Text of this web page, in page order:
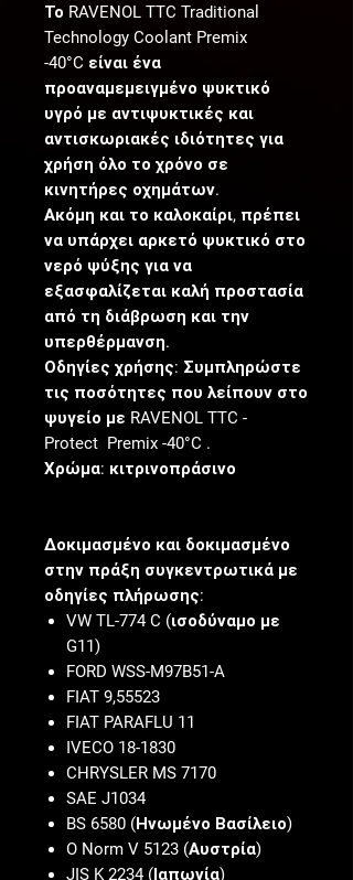
Το RAVENOL TTC Traditional
Technology Coolant Premix
-40°C είναι ένα
προαναμεμειγμένο ψυκτικό
υγρό με αντιψυκτικές και
αντισκωριακές ιδιότητες για
χρήση όλο το χρόνο σε
κινητήρες οχημάτων.
Ακόμη και το καλοκαίρι, πρέπει
να υπάρχει αρκετό ψυκτικό στο
νερό ψύξης για να
εξασφαλίζεται καλή προστασία
από τη διάβρωση και την
υπερθέρμανση.
Οδηγίες χρήσης: Συμπληρώστε
τις ποσότητες που λείπουν στο
ψυγείο με RAVENOL TTC -
Protect Premix -40°C .
Χρώμα: κιτρινοπράσινο
Δοκιμασμένο και δοκιμασμένο
στην πράξη συγκεντρωτικά με
οδηγίες πλήρωσης:
VW TL-774 C (ισοδύναμο με
G11)
FORD WSS-M97B51-A
FIAT 9,55523
FIAT PARAFLU 11
IVECO 18-1830
CHRYSLER MS 7170
SAE J1034
BS 6580 (Ηνωμένο Βασίλειο)
O Norm V 5123 (Αυστρία)
JIS K 2234 (Ιαπωνία)